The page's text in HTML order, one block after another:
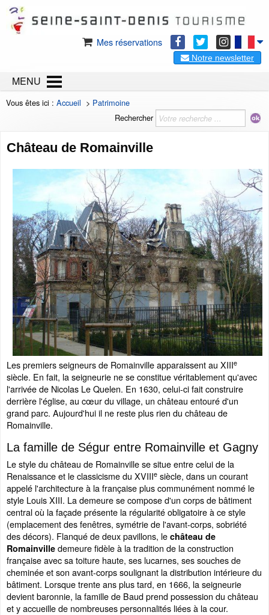
Mes réservations
Notre newsletter
MENU
Vous êtes ici : Accueil > Patrimoine
Rechercher
Château de Romainville
Les premiers seigneurs de Romainville apparaissent au XIIIe
siècle. En fait, la seigneurie ne se constitue véritablement qu'avec
l'arrivée de Nicolas Le Quelen. En 1630, celui-ci fait construire
derrière l'église, au cœur du village, un château entouré d'un
grand parc. Aujourd'hui il ne reste plus rien du château de
Romainville.
La famille de Ségur entre Romainville et Gagny
Le style du château de Romainville se situe entre celui de la
Renaissance et le classicisme du XVIIIe siècle, dans un courant
appelé l'architecture à la française plus communément nommé le
style Louis XIII. La demeure se compose d'un corps de bâtiment
central où la façade présente la régularité obligatoire à ce style
(emplacement des fenêtres, symétrie de l'avant-corps, sobriété
des décors). Flanqué de deux pavillons, le château de
Romainville demeure fidèle à la tradition de la construction
française avec sa toiture haute, ses lucarnes, ses souches de
cheminée et son avant-corps soulignant la distribution intérieure du
bâtiment. Lorsque trente ans plus tard, en 1666, la seigneurie
devient baronnie, la famille de Baud prend possession du château
et y accueille de nombreuses personnalités liées à la cour.